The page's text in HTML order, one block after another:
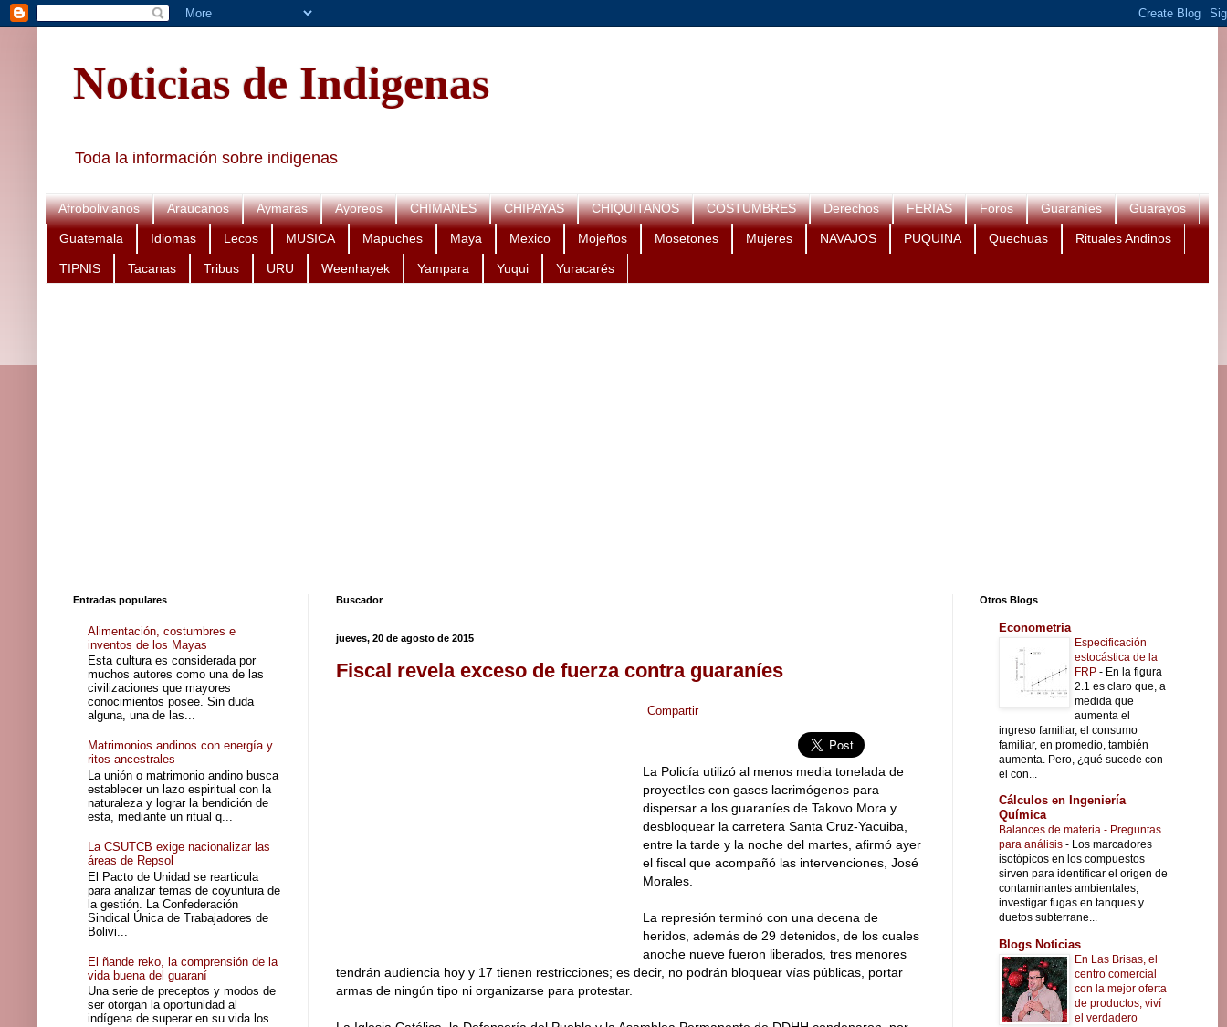
Noticias de Indigenas
Toda la información sobre indigenas
Afrobolivianos Araucanos Aymaras Ayoreos CHIMANES CHIPAYAS CHIQUITANOS COSTUMBRES Derechos FERIAS Foros Guaraníes Guarayos
Guatemala Idiomas Lecos MUSICA Mapuches Maya Mexico Mojeños Mosetones Mujeres NAVAJOS PUQUINA Quechuas Rituales Andinos
TIPNIS Tacanas Tribus URU Weenhayek Yampara Yuqui Yuracarés
Buscador
jueves, 20 de agosto de 2015
Fiscal revela exceso de fuerza contra guaraníes
Compartir
La Policía utilizó al menos media tonelada de
proyectiles con gases lacrimógenos para
dispersar a los guaraníes de Takovo Mora y
desbloquear la carretera Santa Cruz-Yacuiba,
entre la tarde y la noche del martes, afirmó ayer
el fiscal que acompañó las intervenciones, José
Morales.
La represión terminó con una decena de
heridos, además de 29 detenidos, de los cuales
anoche nueve fueron liberados, tres menores
tendrán audiencia hoy y 17 tienen restricciones; es decir, no podrán bloquear vías públicas, portar
armas de ningún tipo ni organizarse para protestar.
Entradas populares
Alimentación, costumbres e
inventos de los Mayas
Esta cultura es considerada por
muchos autores como una de las
civilizaciones que mayores
conocimientos posee. Sin duda
alguna, una de las...
Matrimonios andinos con energía y
ritos ancestrales
La unión o matrimonio andino busca
establecer un lazo espiritual con la
naturaleza y lograr la bendición de
esta, mediante un ritual q...
La CSUTCB exige nacionalizar las
áreas de Repsol
El Pacto de Unidad se rearticula
para analizar temas de coyuntura de
la gestión. La Confederación
Sindical Única de Trabajadores de
Bolivi...
El ñande reko, la comprensión de la
vida buena del guaraní
Una serie de preceptos y modos de
ser otorgan la oportunidad al
indígena de superar en su vida los
Otros Blogs
Econometria
Especificación
estocástica de la
FRP - En la figura
2.1 es claro que, a
medida que
aumenta el
ingreso familiar, el consumo
familiar, en promedio, también
aumenta. Pero, ¿qué sucede con
el con...
Cálculos en Ingeniería
Química
Balances de materia - Preguntas
para análisis - Los marcadores
isotópicos en los compuestos
sirven para identificar el origen de
contaminantes ambientales,
investigar fugas en tanques y
duetos subterrane...
Blogs Noticias
En Las Brisas, el
centro comercial
con la mejor oferta
de productos, viví
el verdadero